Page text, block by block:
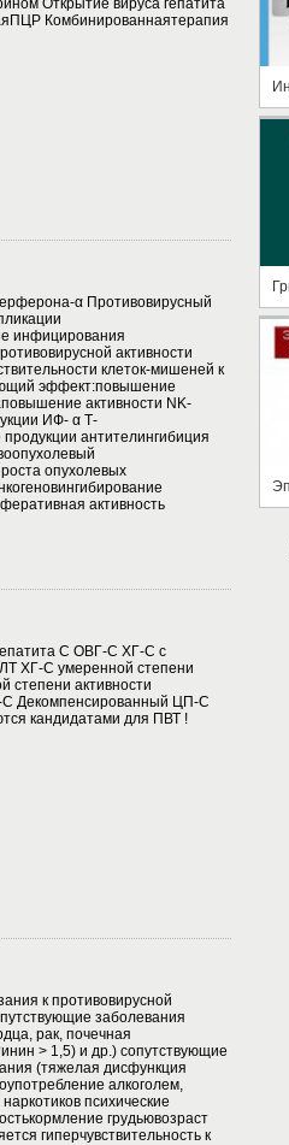
Открытие вируса гепатита
Комбинированнаятерапия
α Противовирусный
инфицирования
активности
клеток-мишеней к
эффект:повышение
активности NK-
ИФ- α Т-
антителингибиция
опухолевых
активность
С ОВГ-С ХГ-С с
ХГ-С умеренной степени
степени активности
Декомпенсированный ЦП-С
кандидатами для ПВТ !
к противовирусной
заболевания
рак, почечная
> 1,5) и др.) сопутствующие
(тяжелая дисфункция
алкоголем,
психические
грудьювозраст
гиперчувствительность к